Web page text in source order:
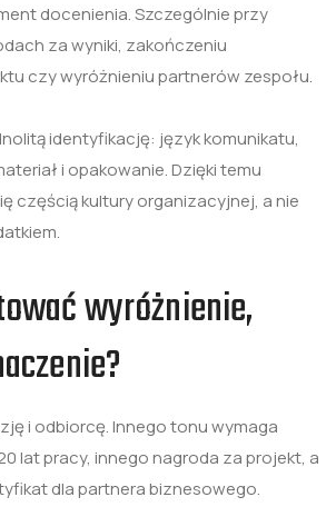
docenienia. Szczególnie przy
za wyniki, zakończeniu
czy wyróżnieniu partnerów zespołu.
identyfikację: język komunikatu,
i opakowanie. Dzięki temu
częścią kultury organizacyjnej, a nie
wyróżnienie,
i odbiorcę. Innego tonu wymaga
lat pracy, innego nagroda za projekt, a
dla partnera biznesowego.